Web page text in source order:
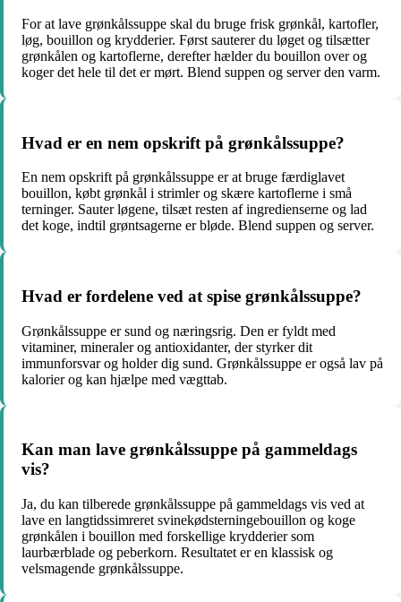
For at lave grønkålssuppe skal du bruge frisk grønkål, kartofler,
løg, bouillon og krydderier. Først sauterer du løget og tilsætter
grønkålen og kartoflerne, derefter hælder du bouillon over og
koger det hele til det er mørt. Blend suppen og server den varm.
Hvad er en nem opskrift på grønkålssuppe?
En nem opskrift på grønkålssuppe er at bruge færdiglavet
bouillon, købt grønkål i strimler og skære kartoflerne i små
terninger. Sauter løgene, tilsæt resten af ingredienserne og lad
det koge, indtil grøntsagerne er bløde. Blend suppen og server.
Hvad er fordelene ved at spise grønkålssuppe?
Grønkålssuppe er sund og næringsrig. Den er fyldt med
vitaminer, mineraler og antioxidanter, der styrker dit
immunforsvar og holder dig sund. Grønkålssuppe er også lav på
kalorier og kan hjælpe med vægttab.
Kan man lave grønkålssuppe på gammeldags
vis?
Ja, du kan tilberede grønkålssuppe på gammeldags vis ved at
lave en langtidssimreret svinekødsterningebouillon og koge
grønkålen i bouillon med forskellige krydderier som
laurbærblade og peberkorn. Resultatet er en klassisk og
velsmagende grønkålssuppe.